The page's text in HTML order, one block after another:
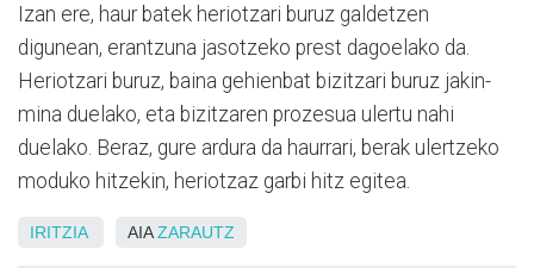
Izan ere, haur batek heriotzari buruz galdetzen
digunean, erantzuna jasotzeko prest dagoelako da.
Heriotzari buruz, baina gehienbat bizitzari buruz jakin-
mina duelako, eta bizitzaren prozesua ulertu nahi
duelako. Beraz, gure ardura da haurrari, berak ulertzeko
moduko hitzekin, heriotzaz garbi hitz egitea.
IRITZIA AIAZARAUTZ